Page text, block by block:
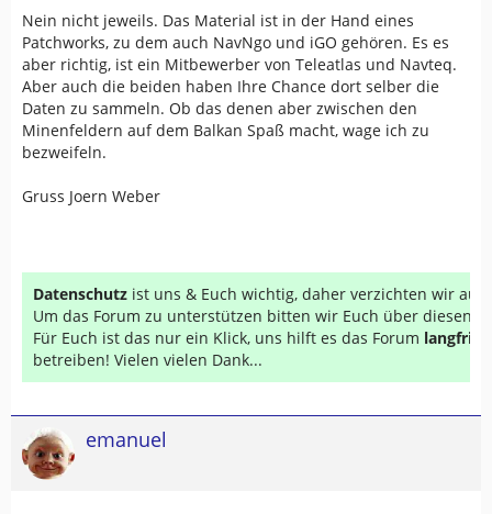
Nein nicht jeweils. Das Material ist in der Hand eines
Patchworks, zu dem auch NavNgo und iGO gehören. Es es
aber richtig, ist ein Mitbewerber von Teleatlas und Navteq.
Aber auch die beiden haben Ihre Chance dort selber die
Daten zu sammeln. Ob das denen aber zwischen den
Minenfeldern auf dem Balkan Spaß macht, wage ich zu
bezweifeln.
Gruss Joern Weber
Datenschutz ist uns & Euch wichtig, daher verzichten wir auf
Um das Forum zu unterstützen bitten wir Euch über diesen
Für Euch ist das nur ein Klick, uns hilft es das Forum
betreiben! Vielen vielen Dank...
emanuel